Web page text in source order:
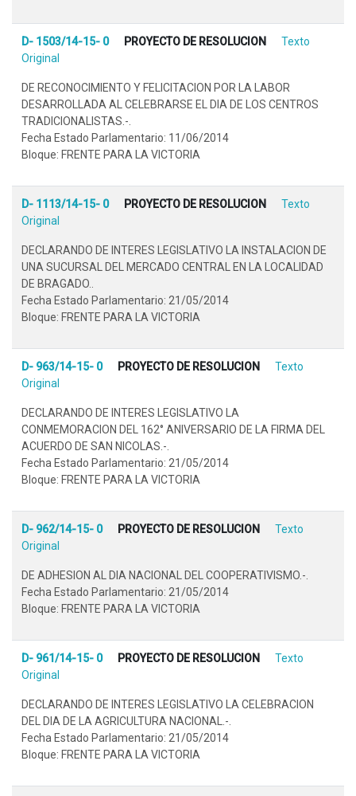
D- 1503/14-15- 0 PROYECTO DE RESOLUCION
Texto
Original
DE RECONOCIMIENTO Y FELICITACION POR LA LABOR
DESARROLLADA AL CELEBRARSE EL DIA DE LOS CENTROS
TRADICIONALISTAS.-.
Fecha Estado Parlamentario: 11/06/2014
Bloque: FRENTE PARA LA VICTORIA
D- 1113/14-15- 0 PROYECTO DE RESOLUCION
Texto
Original
DECLARANDO DE INTERES LEGISLATIVO LA INSTALACION DE
UNA SUCURSAL DEL MERCADO CENTRAL EN LA LOCALIDAD
DE BRAGADO..
Fecha Estado Parlamentario: 21/05/2014
Bloque: FRENTE PARA LA VICTORIA
D- 963/14-15- 0 PROYECTO DE RESOLUCION
Texto
Original
DECLARANDO DE INTERES LEGISLATIVO LA
CONMEMORACION DEL 162° ANIVERSARIO DE LA FIRMA DEL
ACUERDO DE SAN NICOLAS.-.
Fecha Estado Parlamentario: 21/05/2014
Bloque: FRENTE PARA LA VICTORIA
D- 962/14-15- 0 PROYECTO DE RESOLUCION
Texto
Original
DE ADHESION AL DIA NACIONAL DEL COOPERATIVISMO.-.
Fecha Estado Parlamentario: 21/05/2014
Bloque: FRENTE PARA LA VICTORIA
D- 961/14-15- 0 PROYECTO DE RESOLUCION
Texto
Original
DECLARANDO DE INTERES LEGISLATIVO LA CELEBRACION
DEL DIA DE LA AGRICULTURA NACIONAL.-.
Fecha Estado Parlamentario: 21/05/2014
Bloque: FRENTE PARA LA VICTORIA